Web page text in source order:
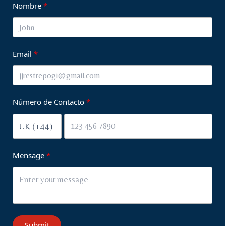
Nombre
Email
Número de Contacto
Mensage